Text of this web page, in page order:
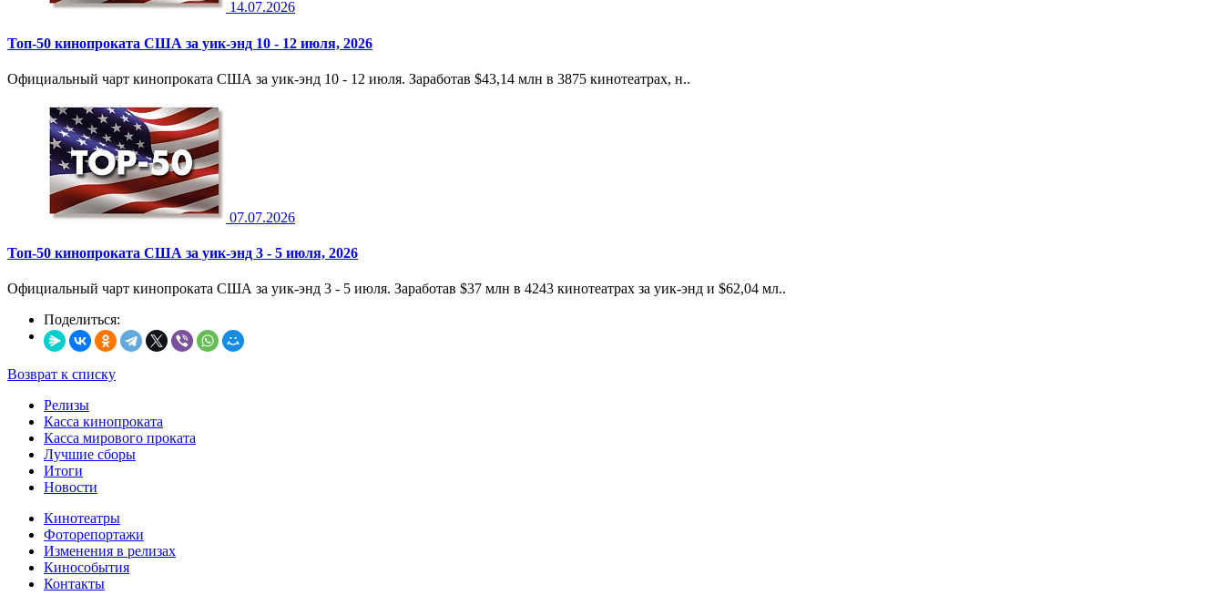
14.07.2026
Топ-50 кинопроката США за уик-энд 10 - 12 июля, 2026
Официальный чарт кинопроката США за уик-энд 10 - 12 июля. Заработав $43,14 млн в 3875 кинотеатрах, н..
07.07.2026
Топ-50 кинопроката США за уик-энд 3 - 5 июля, 2026
Официальный чарт кинопроката США за уик-энд 3 - 5 июля. Заработав $37 млн в 4243 кинотеатрах за уик-энд и $62,04 мл..
Поделиться:
Возврат к списку
Релизы
Касса кинопроката
Касса мирового проката
Лучшие сборы
Итоги
Новости
Кинотеатры
Фоторепортажи
Изменения в релизах
Кинособытия
Контакты